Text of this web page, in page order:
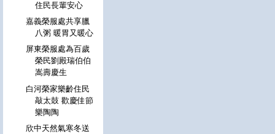
住民長輩安心
嘉義榮服處共享臘
八粥 暖胃又暖心
屏東榮服處為百歲
榮民劉殿瑞伯伯
嵩壽慶生
白河榮家樂齡住民
敲太鼓 歡慶佳節
樂陶陶
欣中天然氣寒冬送